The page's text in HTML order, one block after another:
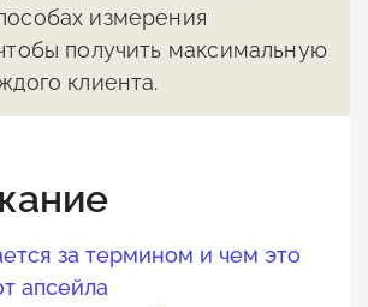
измерения
получить максимальную
клиента.
за термином и чем это
апсейла